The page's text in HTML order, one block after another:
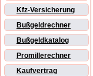
Kfz-Versicherung
Bußgeldrechner
Bußgeldkatalog
Promillerechner
Kaufvertrag